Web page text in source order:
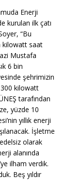
Enerji
kurulan ilk çatı
“Bu
kilowatt saat
Mustafa
6 bin
şehrimizin
kilowatt
tarafından
yüzde 10
yıllık enerji
İşletme
olarak
alanında
ilham verdik.
Beş yıldır